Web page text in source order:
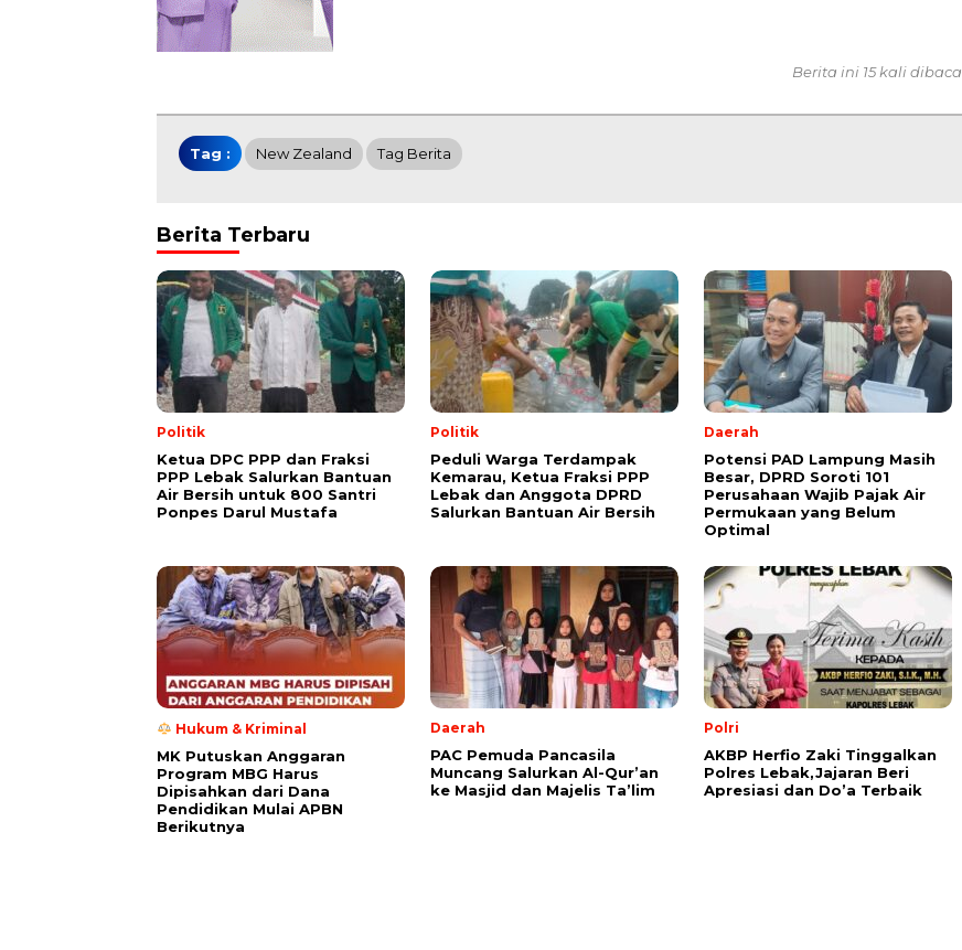
Berita ini 15 kali dibaca
Tag : New Zealand Tag Berita
Berita Terbaru
Politik
Ketua DPC PPP dan Fraksi
PPP Lebak Salurkan Bantuan
Air Bersih untuk 800 Santri
Ponpes Darul Mustafa
Politik
Peduli Warga Terdampak
Kemarau, Ketua Fraksi PPP
Lebak dan Anggota DPRD
Salurkan Bantuan Air Bersih
Daerah
Potensi PAD Lampung Masih
Besar, DPRD Soroti 101
Perusahaan Wajib Pajak Air
Permukaan yang Belum
Optimal
Hukum & Kriminal
MK Putuskan Anggaran
Program MBG Harus
Dipisahkan dari Dana
Pendidikan Mulai APBN
Berikutnya
Daerah
PAC Pemuda Pancasila
Muncang Salurkan Al-Qur’an
ke Masjid dan Majelis Ta’lim
Polri
AKBP Herfio Zaki Tinggalkan
Polres Lebak,Jajaran Beri
Apresiasi dan Do’a Terbaik